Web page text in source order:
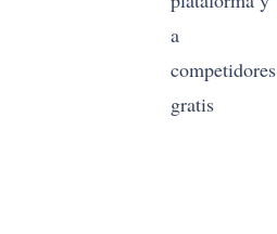
a
competidores
gratis